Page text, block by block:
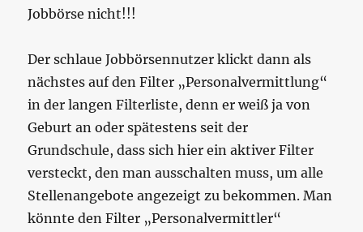
Jobbörse nicht!!!
Der schlaue Jobbörsennutzer klickt dann als
nächstes auf den Filter „Personalvermittlung“
in der langen Filterliste, denn er weiß ja von
Geburt an oder spätestens seit der
Grundschule, dass sich hier ein aktiver Filter
versteckt, den man ausschalten muss, um alle
Stellenangebote angezeigt zu bekommen. Man
könnte den Filter „Personalvermittler“